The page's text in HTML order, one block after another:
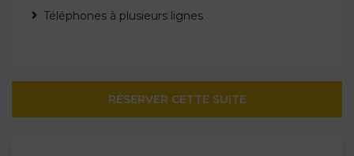
Téléphones à plusieurs lignes
RÉSERVER CETTE SUITE